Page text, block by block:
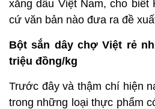
xăng dầu Việt Nam, cho biết
cứ văn bản nào đưa ra đề
Bột sắn dây chợ Việt rẻ
triệu đồng/kg
Trước đây và thậm chí hiện
trong những loại thực phẩm